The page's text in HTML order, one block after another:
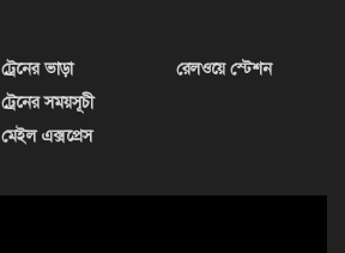
ট্রেনের ভাড়া
ট্রেনের সময়সূচী
মেইল এক্সপ্রেস
রেলওয়ে স্টেশন